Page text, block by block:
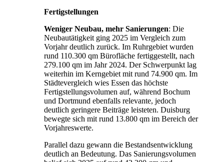
Fertigstellungen
Weniger Neubau, mehr Sanierungen: Die
Neubautätigkeit ging 2025 im Vergleich zum
Vorjahr deutlich zurück. Im Ruhrgebiet wurden
rund 110.300 qm Bürofläche fertiggestellt, nach
279.100 qm im Jahr 2024. Der Schwerpunkt lag
weiterhin im Kerngebiet mit rund 74.900 qm. Im
Städtevergleich wies Essen das höchste
Fertigstellungsvolumen auf, während Bochum
und Dortmund ebenfalls relevante, jedoch
deutlich geringere Beiträge leisteten. Duisburg
bewegte sich mit rund 13.800 qm im Bereich der
Vorjahreswerte.
Parallel dazu gewann die Bestandsentwicklung
deutlich an Bedeutung. Das Sanierungsvolumen